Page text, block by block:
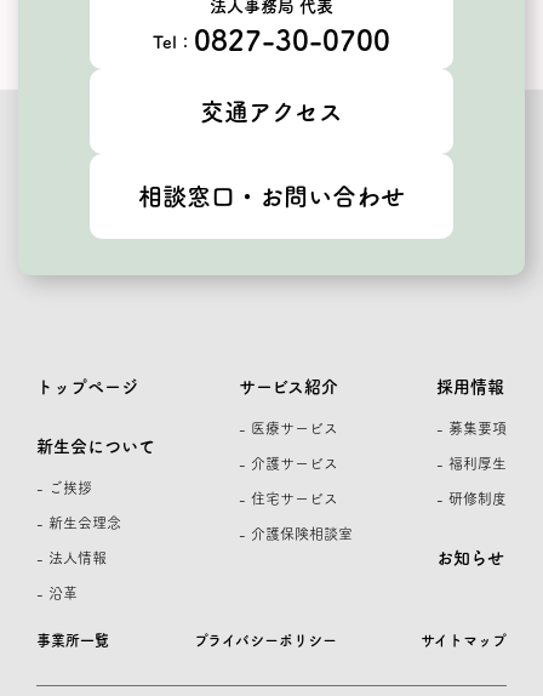
法人事務局 代表
Tel： 0827-30-0700
交通アクセス
相談窓口・お問い合わせ
事業所一覧 プライバシーポリシー サイトマップ
トップページ
新生会について
- ご挨拶
- 新生会理念
- 法人情報
- 沿革
サービス紹介
- 医療サービス
- 介護サービス
- 住宅サービス
- 介護保険相談室
採用情報
- 募集要項
- 福利厚生
- 研修制度
お知らせ